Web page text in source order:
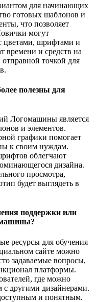
для начинающих
готовых шаблонов и
что позволяет
могут
цветами, шрифтами и
времени и средств на
точкой для
полезны для
Логомашины является
и элементов.
графики помогает
к своим нуждам.
облегчают
дизайна.
просмотра,
будет выглядеть в
поддержки или
ресурсы для обучения
сайте можно
задаваемые вопросы,
платформы.
где можно
с другими дизайнерами.
и понятным.